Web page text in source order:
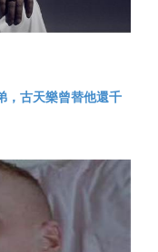
，古天樂曾替他還千